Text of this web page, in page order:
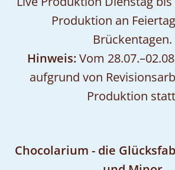
Produktion an
Brückentagen.
Hinweis:Vom
aufgrund von
Produktion
Chocolarium - die